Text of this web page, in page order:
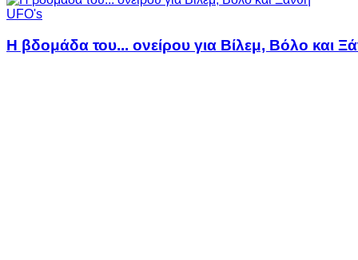
UFO's
Η βδομάδα του... ονείρου για Βίλεμ, Βόλο και